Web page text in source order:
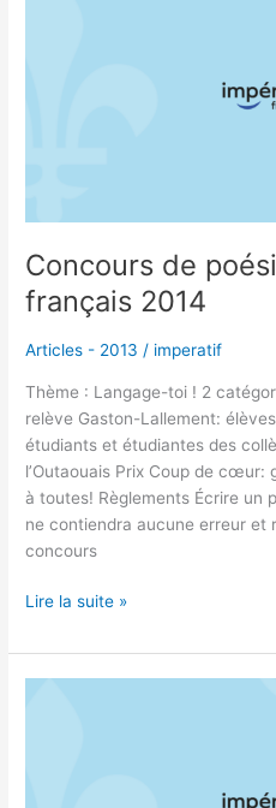
Concours de
français 2014
Articles - 2013 / imperatif
Thème : Langage-toi ! 2
relève Gaston-Lallement:
étudiants et étudiantes des
l’Outaouais Prix Coup de
à toutes! Règlements Écrire un
ne contiendra aucune erreur et
concours
Lire la suite »